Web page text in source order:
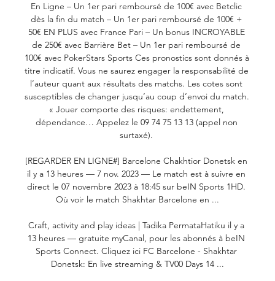
En Ligne – Un 1er pari remboursé de 100€ avec Betclic
dès la fin du match – Un 1er pari remboursé de 100€ +
50€ EN PLUS avec France Pari – Un bonus INCROYABLE
de 250€ avec Barrière Bet – Un 1er pari remboursé de
100€ avec PokerStars Sports Ces pronostics sont donnés à
titre indicatif. Vous ne saurez engager la responsabilité de
l’auteur quant aux résultats des matchs. Les cotes sont
susceptibles de changer jusqu’au coup d’envoi du match.
« Jouer comporte des risques: endettement,
dépendance… Appelez le 09 74 75 13 13 (appel non
surtaxé).
[REGARDER EN LIGNE#] Barcelone Chakhtior Donetsk en
il y a 13 heures — 7 nov. 2023 — Le match est à suivre en
direct le 07 novembre 2023 à 18:45 sur beIN Sports 1HD.
Où voir le match Shakhtar Barcelone en ...
Craft, activity and play ideas | Tadika PermataHatiku il y a
13 heures — gratuite myCanal, pour les abonnés à beIN
Sports Connect. Cliquez ici FC Barcelone - Shakhtar
Donetsk: En live streaming & TV00 Days 14 ...